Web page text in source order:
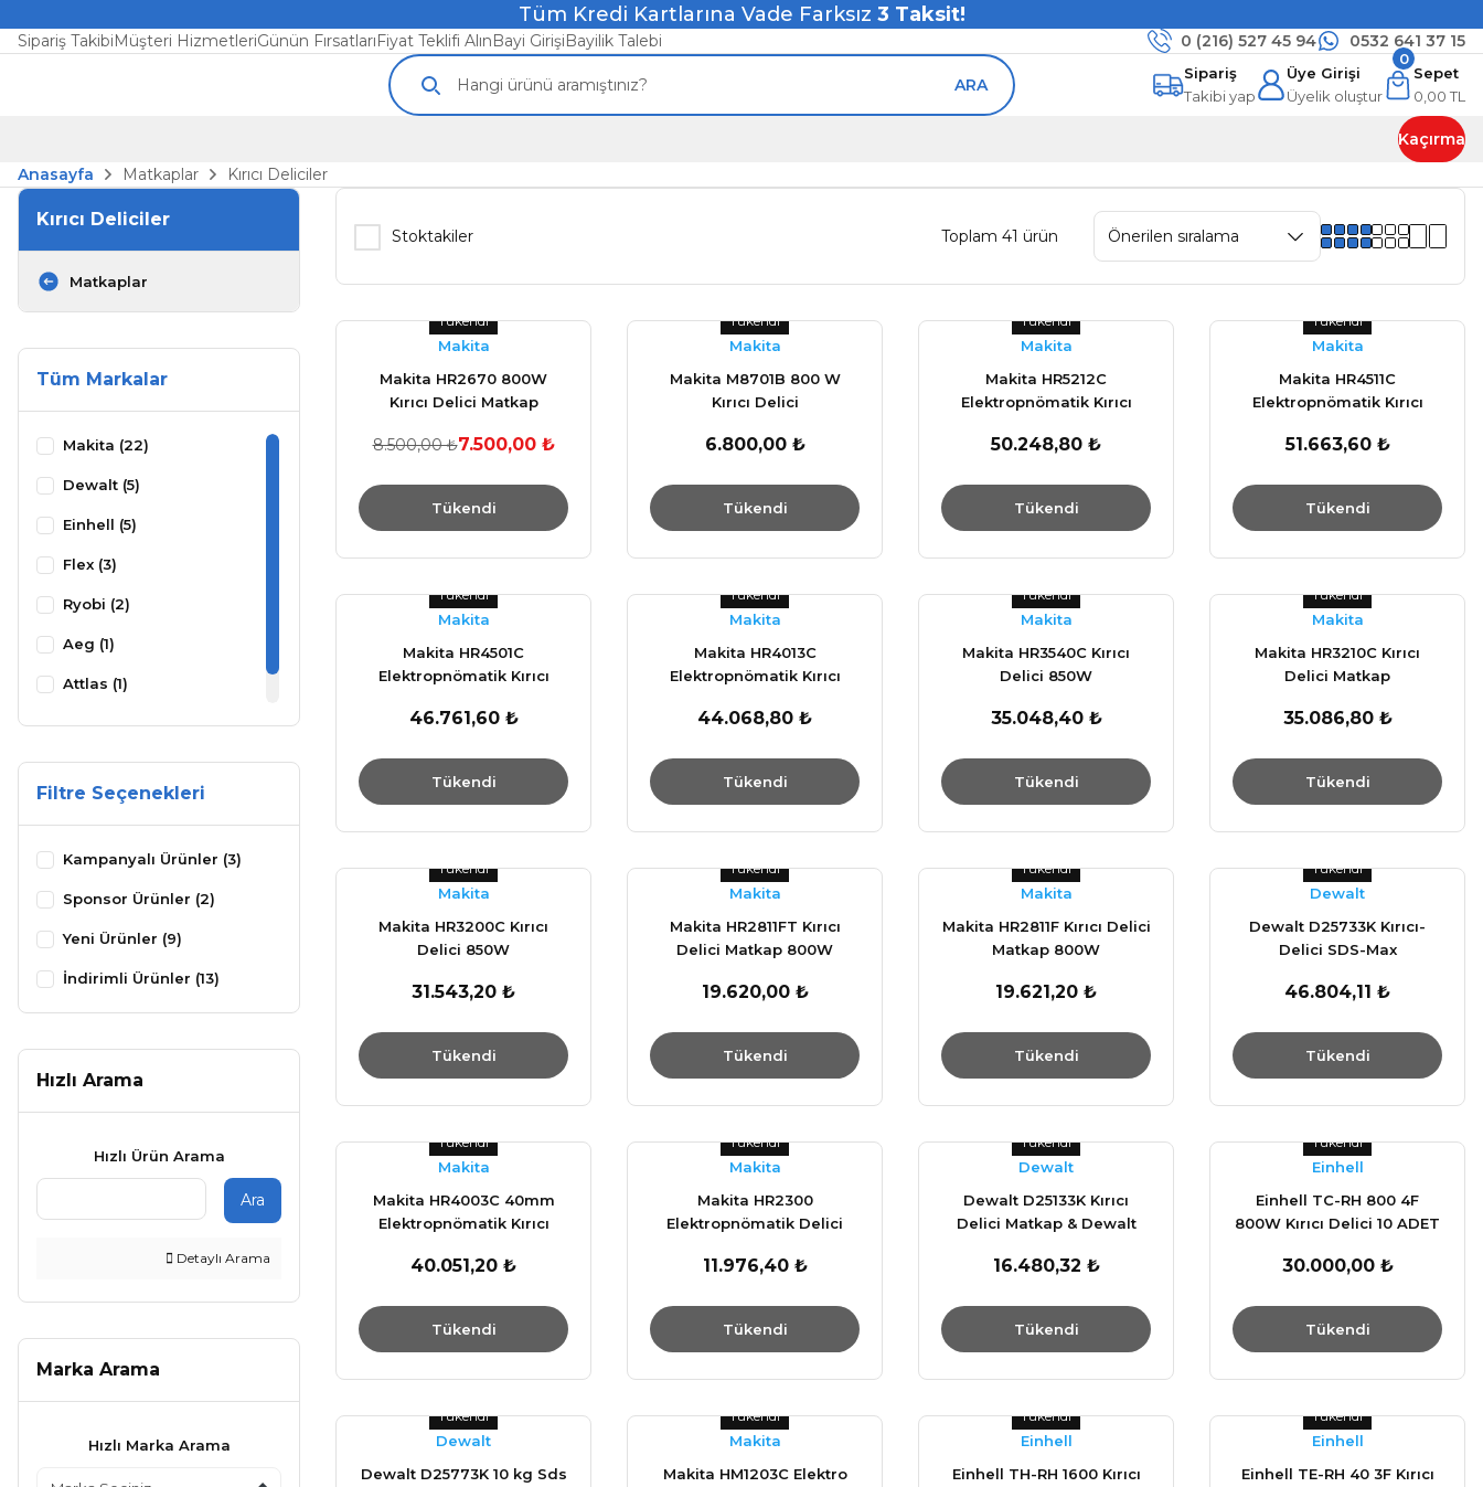
Tüm Kredi Kartlarına Vade Farksız 3 Taksit!
Sipariş TakibiMüşteri HizmetleriGünün FırsatlarıFiyat Teklifi AlınBayi GirişiBayilik Talebi 0 (216) 527 45 94 0532 641 37 15
ARA
Sipariş
Takibi yap
Üye Girişi
Üyelik oluştur
Sepet
0,00 TL
0
Kaçırma
Anasayfa
Matkaplar Kırıcı Deliciler
Kırıcı Deliciler
Matkaplar
Tüm Markalar
Makita (22)
Dewalt (5)
Einhell (5)
Flex (3)
Ryobi (2)
Aeg (1)
Attlas (1)
Black&Decker (1)
Filtre Seçenekleri
Kampanyalı Ürünler (3)
Sponsor Ürünler (2)
Yeni Ürünler (9)
İndirimli Ürünler (13)
Hızlı Arama
Hızlı Ürün Arama
Ara
Detaylı Arama
Marka Arama
Hızlı Marka Arama
Stoktakiler Toplam 41 ürün
Tükendi
Makita
Makita HR2670 800W
Kırıcı Delici Matkap
8.500,00 ₺7.500,00 ₺
Tükendi
Tükendi
Makita
Makita M8701B 800 W
Kırıcı Delici
6.800,00 ₺
Tükendi
Tükendi
Makita
Makita HR5212C
Elektropnömatik Kırıcı
50.248,80 ₺
Tükendi
Tükendi
Makita
Makita HR4511C
Elektropnömatik Kırıcı
51.663,60 ₺
Tükendi
Tükendi
Makita
Makita HR4501C
Elektropnömatik Kırıcı
46.761,60 ₺
Tükendi
Tükendi
Makita
Makita HR4013C
Elektropnömatik Kırıcı
44.068,80 ₺
Tükendi
Tükendi
Makita
Makita HR3540C Kırıcı
Delici 850W
35.048,40 ₺
Tükendi
Tükendi
Makita
Makita HR3210C Kırıcı
Delici Matkap
35.086,80 ₺
Tükendi
Tükendi
Makita
Makita HR3200C Kırıcı
Delici 850W
31.543,20 ₺
Tükendi
Tükendi
Makita
Makita HR2811FT Kırıcı
Delici Matkap 800W
19.620,00 ₺
Tükendi
Tükendi
Makita
Makita HR2811F Kırıcı Delici
Matkap 800W
19.621,20 ₺
Tükendi
Tükendi
Dewalt
Dewalt D25733K Kırıcı-
Delici SDS-Max
46.804,11 ₺
Tükendi
Tükendi
Makita
Makita HR4003C 40mm
Elektropnömatik Kırıcı
40.051,20 ₺
Tükendi
Tükendi
Makita
Makita HR2300
Elektropnömatik Delici
11.976,40 ₺
Tükendi
Tükendi
Dewalt
Dewalt D25133K Kırıcı
Delici Matkap & Dewalt
Avuç Taşlama
16.480,32 ₺
Tükendi
Tükendi
Einhell
Einhell TC-RH 800 4F
800W Kırıcı Delici 10 ADET
30.000,00 ₺
Tükendi
Tükendi
Dewalt
Dewalt D25773K 10 kg Sds
Tükendi
Makita
Makita HM1203C Elektro
Tükendi
Einhell
Einhell TH-RH 1600 Kırıcı
Tükendi
Einhell
Einhell TE-RH 40 3F Kırıcı